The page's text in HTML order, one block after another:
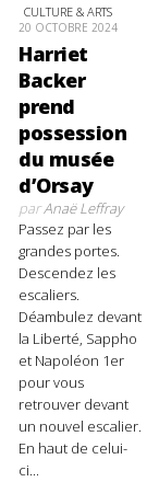
CULTURE & ARTS
20 OCTOBRE 2024
Harriet
Backer
prend
possession
du musée
d’Orsay
parAnaë Leffray
Passez par les
grandes portes.
Descendez les
escaliers.
Déambulez devant
la Liberté, Sappho
et Napoléon 1er
pour vous
retrouver devant
un nouvel escalier.
En haut de celui-
ci...